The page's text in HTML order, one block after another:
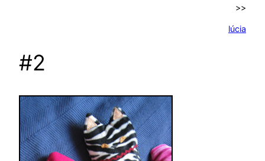
>>
lúcia
#2